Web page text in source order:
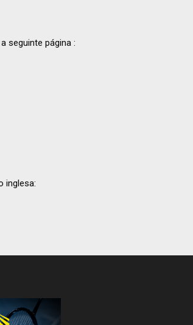
seguinte página :
inglesa: